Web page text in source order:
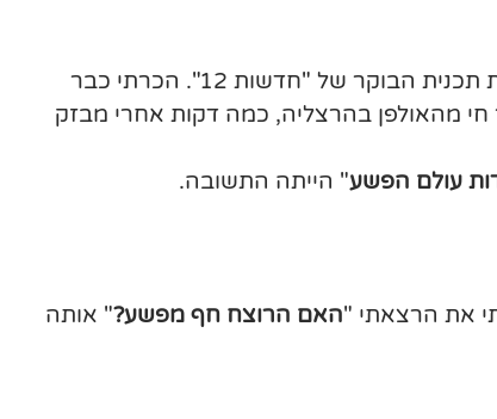
ושאלו אם יש לי עניין להרצות בנושא מעניין מעולם החקירות במסגרת תכנית הבוקר של "חדשות 12". הכרתי כבר
בדיוק. ההרצאה משודרת בשידור חי מהאולפן בהרצליה, כמה דקות אחרי מבזק
עולם הפשע" הייתה התשובה.
את הרצאתי "האם הרוצח חף מפשע?" אותה